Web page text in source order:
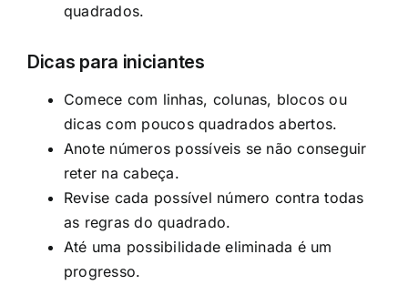
quadrados.
Dicas para iniciantes
Comece com linhas, colunas, blocos ou
dicas com poucos quadrados abertos.
Anote números possíveis se não conseguir
reter na cabeça.
Revise cada possível número contra todas
as regras do quadrado.
Até uma possibilidade eliminada é um
progresso.